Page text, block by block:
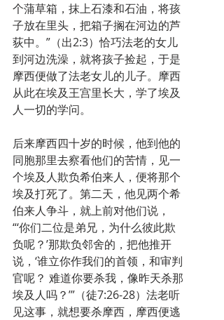
个蒲草箱，抹上石漆和石油，将孩
子放在里头，把箱子搁在河边的芦
荻中。”（出2:3）恰巧法老的女儿
到河边洗澡，就将孩子捡起，于是
摩西便做了法老女儿的儿子。摩西
从此在埃及王宫里长大，学了埃及
人一切的学问。
后来摩西四十岁的时候，他到他的
同胞那里去察看他们的苦情，见一
个埃及人欺负希伯来人，便将那个
埃及打死了。第二天，他见两个希
伯来人争斗，就上前对他们说，
“‘你们二位是弟兄，为什么彼此欺
负呢？’那欺负邻舍的，把他推开
说，‘谁立你作我们的首领，和审判
官呢？ 难道你要杀我，像昨天杀那
埃及人吗？’”（徒7:26-28）法老听
见这事，就想要杀摩西，摩西便逃